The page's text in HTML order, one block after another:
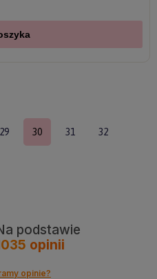
29 30 31 32
podstawie
opinii
opinie?